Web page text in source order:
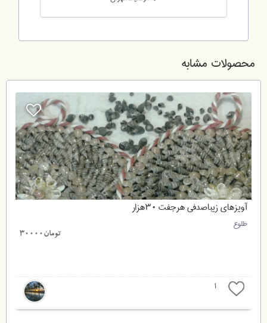
محصولات مشابه
آویزهای زیباصدفی هرجفت ۳۰هزار
طلوع
تومان30000
1